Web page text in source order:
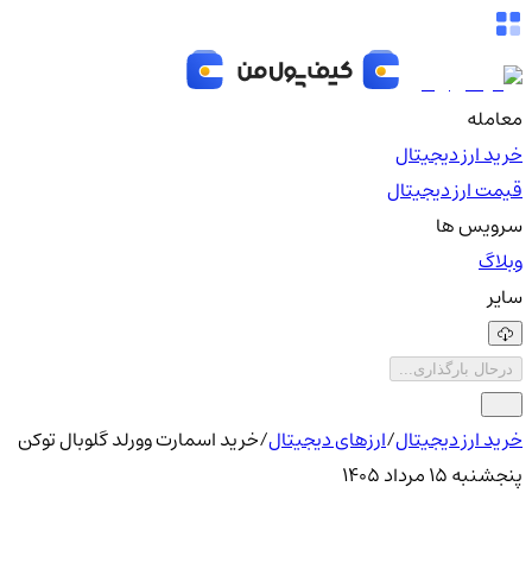
معامله
خرید ارز دیجیتال
قیمت ارز دیجیتال
سرویس ها
وبلاگ
سایر
درحال بارگذاری...
خرید ارز دیجیتال/ارزهای دیجیتال/خرید اسمارت وورلد گلوبال توکن
پنجشنبه ۱۵ مرداد ۱۴۰۵